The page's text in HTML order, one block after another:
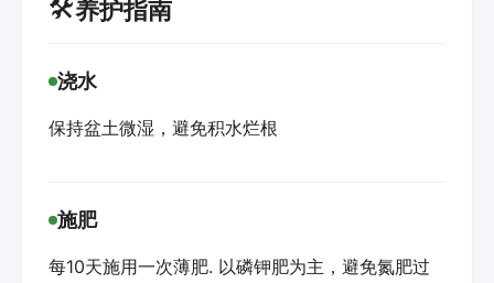
🛠️养护指南
浇水
保持盆土微湿，避免积水烂根
施肥
每10天施用一次薄肥. 以磷钾肥为主，避免氮肥过